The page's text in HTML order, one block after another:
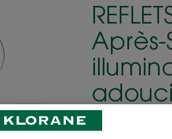
Ravive les